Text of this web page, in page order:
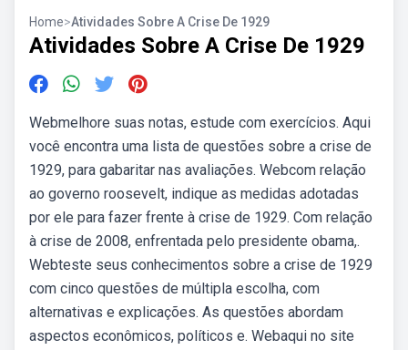
Home>Atividades Sobre A Crise De 1929
Atividades Sobre A Crise De 1929
Webmelhore suas notas, estude com exercícios. Aqui
você encontra uma lista de questões sobre a crise de
1929, para gabaritar nas avaliações. Webcom relação
ao governo roosevelt, indique as medidas adotadas
por ele para fazer frente à crise de 1929. Com relação
à crise de 2008, enfrentada pelo presidente obama,.
Webteste seus conhecimentos sobre a crise de 1929
com cinco questões de múltipla escolha, com
alternativas e explicações. As questões abordam
aspectos econômicos, políticos e. Webaqui no site